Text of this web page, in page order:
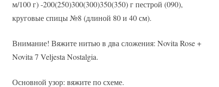
м/100 г) -200(250)300(300)350(350) г пестрой (090),
круговые спицы №8 (длиной 80 и 40 см).
Внимание! Вяжите нитью в два сложения: Novita Rose +
Novita 7 Veljesta Nostalgia.
Основной узор: вяжите по схеме.